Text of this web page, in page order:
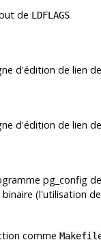
de LDFLAGS
d'édition de lien
d'édition de lien
pg_config
(l'utilisation
comme